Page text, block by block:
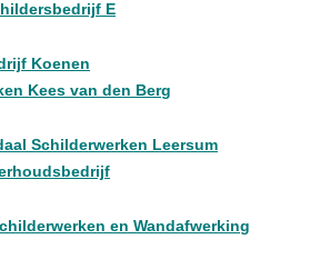
E
Koenen
Kees van den Berg
Schilderwerken Leersum
en Wandafwerking